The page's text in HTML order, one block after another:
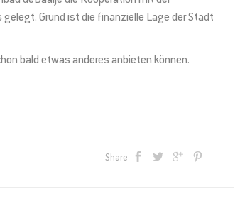
gelegt. Grund ist die finanzielle Lage der Stadt
bald etwas anderes anbieten können.
Share